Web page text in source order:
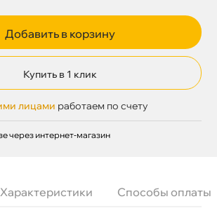
Добавить в корзину
Купить в 1 клик
лицами работаем по счету
через интернет-магазин
Характеристики Способы оплаты